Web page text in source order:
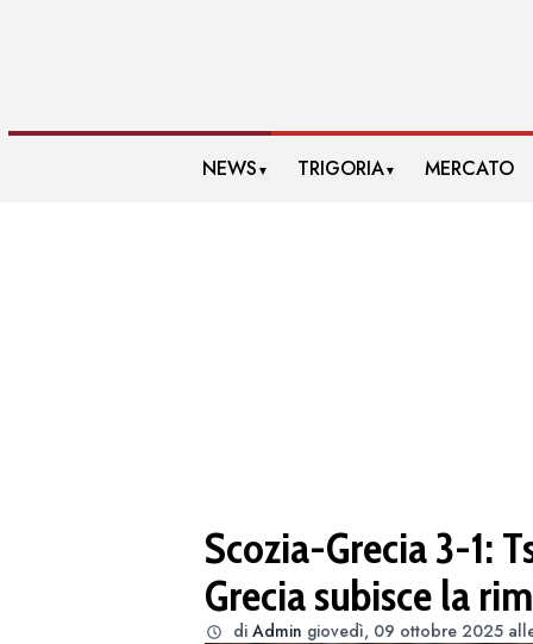
NEWS ▼ TRIGORIA▼ MERCATO
Scozia-Grecia 3-1:
Grecia subisce la
di Admin giovedì, 09 ottobre 2025